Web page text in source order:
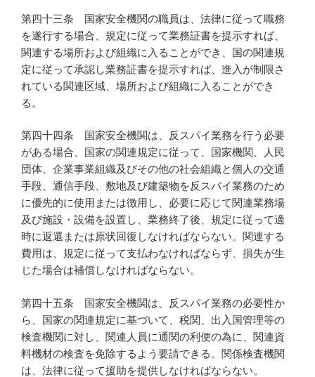
第四十三条 国家安全機関の職員は、法律に従って職務
を遂行する場合、規定に従って業務証書を提示すれば、
関連する場所および組織に入ることができ、国の関連規
定に従って承認し業務証書を提示すれば、進入が制限さ
れている関連区域、場所および組織に入ることができ
る。
第四十四条 国家安全機関は、反スパイ業務を行う必要
がある場合、国家の関連規定に従って、国家機関、人民
団体、企業事業組織及びその他の社会組織と個人の交通
手段、通信手段、敷地及び建築物を反スパイ業務のため
に優先的に使用または徴用し、必要に応じて関連業務場
及び施設・設備を設置し、業務終了後、規定に従って適
時に返還または原状回復しなければならない。関連する
費用は、規定に従って支払わなければならず、損失が生
じた場合は補償しなければならない。
第四十五条 国家安全機関は、反スパイ業務の必要性か
ら、国家の関連規定に基づいて、税関、出入国管理等の
検査機関に対し、関連人員に通関の利便の為に、関連資
料機材の検査を免除するよう要請できる。関係検査機関
は、法律に従って援助を提供しなければならない。